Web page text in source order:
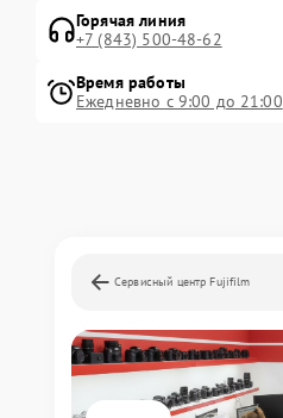
Горячая линия
+7 (843) 500-48-62
Время работы
Ежедневно с 9:00 до 21:00
Сервисный центр Fujifilm